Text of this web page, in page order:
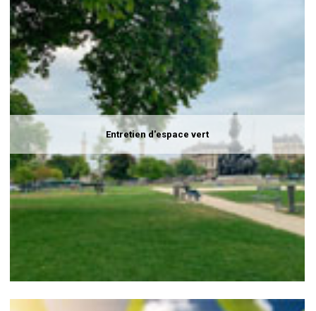
Entretien d'espace vert